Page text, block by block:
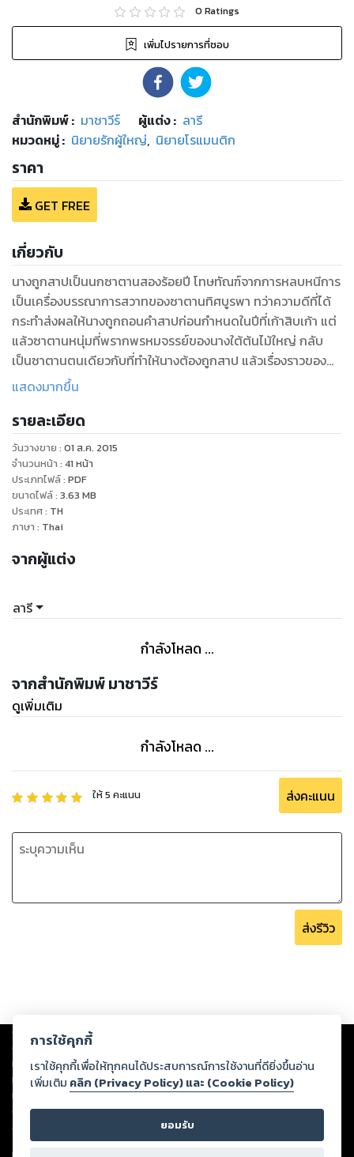
0 Ratings
เพิ่มไปรายการที่ชอบ
สำนักพิมพ์: มาชาวีร์ ผู้แต่ง : ลารี
หมวดหมู่: นิยายรักผู้ใหญ่, นิยายโรแมนติก
ราคา
GET FREE
เกี่ยวกับ
นางถูกสาปเป็นนกซาตานสองร้อยปี โทษทัณฑ์จากการหลบหนีการ
เป็นเครื่องบรรณาการสวาทของซาตานทิศบูรพา ทว่าความดีที่ได้
กระทำส่งผลให้นางถูกถอนคำสาปก่อนกำหนดในปีที่เก้าสิบเก้า แต่
แล้วซาตานหนุ่มที่พรากพรหมจรรย์ของนางใต้ต้นไม้ใหญ่ กลับ
เป็นซาตานตนเดียวกับที่ทำให้นางต้องถูกสาป แล้วเรื่องราวของ
นางซาตานผู้ผิดแผกจากผู้อื่นกับซาตานหนุ่มผู้ชิงชังนางยิ่งกว่าสิ่ง
แสดงมากขึ้น
รายละเอียด
วันวางขาย : 01 ส.ค. 2015
จำนวนหน้า : 41 หน้า
ประเภทไฟล์: PDF
ขนาดไฟล์: 3.63 MB
ประเทศ: TH
ภาษา : Thai
จากผู้แต่ง
ลารี
กำลังโหลด ...
จากสำนักพิมพ์ มาชาวีร์
ดูเพิ่มเติม
กำลังโหลด ...
ให้5 คะแนน ส่งคะแนน
ส่งรีวิว
Copyright © 2026
ต่อผลงานหรือเนื้อหาใดที่อัปโหลดผ่านเว็บไซต์และปรากฏว่าละเมิดสิทธิใน
ทรัพย์สินทางปัญญาของบุคคลอื่นหรือขัดต่อกฎหมายและศีลธรรม ดังนั้น ผู้อ่าน
ทุกท่านโปรดใช้วิจารณญาณในการกลั่นกรองด้วยตนเอง และหากท่านพบว่าส่วน
หนึ่งส่วนใดขัดต่อกฎหมายและศีลธรรม กรุณาแจ้งมายังบริษัท เพื่อทีมงานจะได้
ดำเนินการในทันที ทั้งนี้ ทางสตอรี่ล็อกขอสงวนลิขสิทธิ์ตามพระราชบัญญัติ
ลิขสิทธิ์ พ.ศ. 2537 (ฉบับล่าสุด)
การใช้คุกกี้
เราใช้คุกกี้เพื่อให้ทุกคนได้ประสบการณ์การใช้งานที่ดียิ่งขึ้นอ่าน
เพิ่มเติม คลิก (Privacy Policy) และ (Cookie Policy)
ยอมรับ